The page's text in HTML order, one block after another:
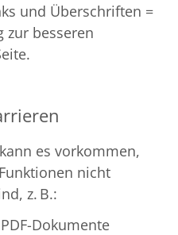
und Überschriften =
zur besseren
es vorkommen,
nicht
z. B.:
Dokumente